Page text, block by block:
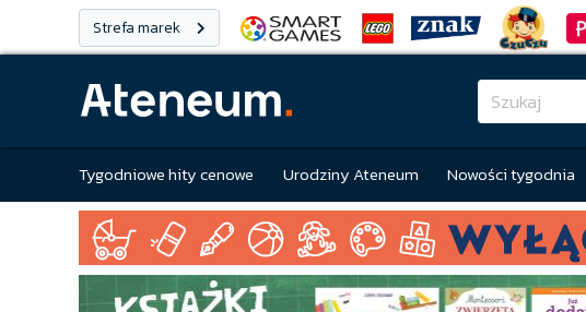
Strefa marek
Tygodniowe hity cenowe Urodziny Ateneum Nowości tygodnia